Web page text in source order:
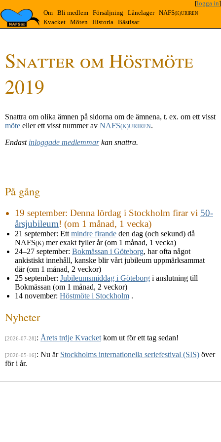
[logga in]
Om
Bli medlem Försäljning Lånelager NAFS(K)URIREN
Kvacket Möten Historia Bästisar
Snatter om Höstmöte
2019
Snattra om olika ämnen på sidorna om de ämnena, t. ex. om ett visst
möte eller ett visst nummer av NAFS(K)URIREN.
Endast inloggade medlemmarkan snattra.
På gång
19 september: Denna lördag i Stockholm firar vi 50-
årsjubileum! (om 1 månad, 1 vecka)
21 september: Ett mindre firande den dag (och sekund) då
NAFS(K) mer exakt fyller år (om 1 månad, 1 vecka)
24–27 september: Bokmässan i Göteborg, har ofta något
ankistiskt innehåll, kanske blir vårt jubileum uppmärksammat
där (om 1 månad, 2 veckor)
25 september: Jubileumsmiddag i Göteborg i anslutning till
Bokmässan (om 1 månad, 2 veckor)
14 november: Höstmöte i Stockholm .
Nyheter
[2026-07-28]: Årets trdje Kvacket kom ut för ett tag sedan!
[2026-05-16]: Nu är Stockholms internationella seriefestival (SIS) över
för i år.